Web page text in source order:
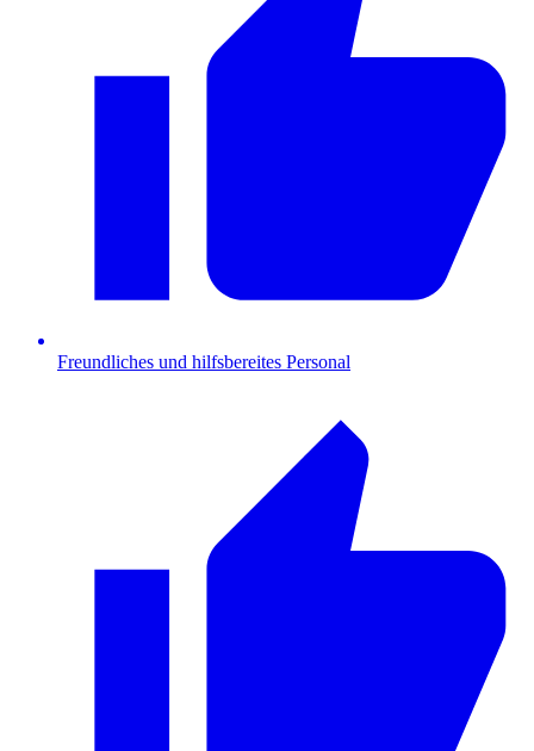
Freundliches und hilfsbereites Personal